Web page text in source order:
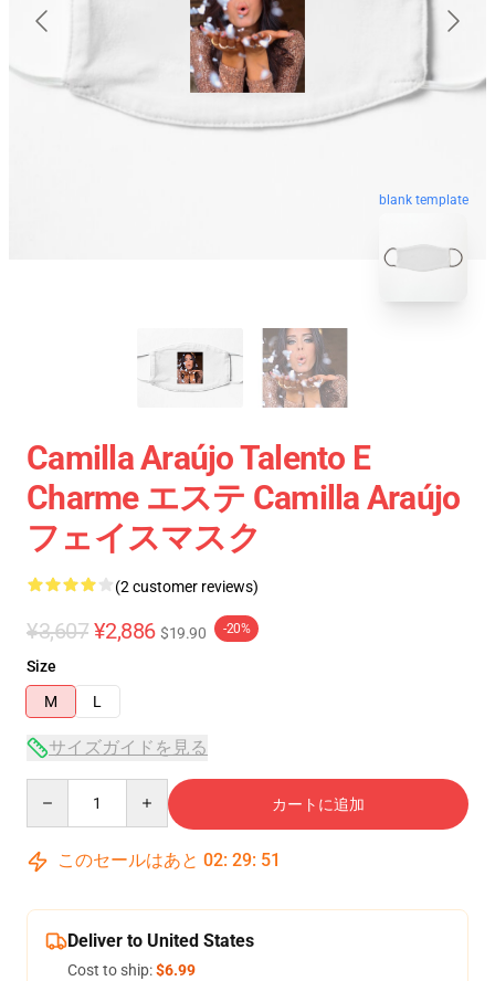
blank template
Camilla Araújo Talento E
Charme エステ Camilla Araújo
フェイスマスク
(2 customer reviews)
¥3,607 ¥2,886 $19.90 -20%
Size
M
L
サイズガイドを見る
カートに追加
このセールはあと 02: 29: 51
Deliver to United States
Cost to ship:$6.99